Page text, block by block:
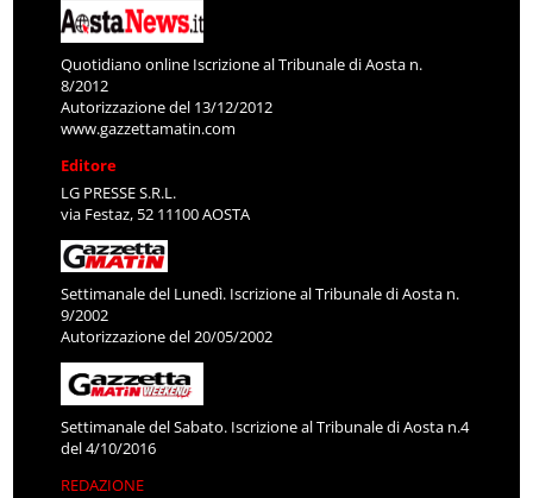
Quotidiano online Iscrizione al Tribunale di Aosta n.
8/2012
Autorizzazione del 13/12/2012
www.gazzettamatin.com
Editore
LG PRESSE S.R.L.
via Festaz, 52 11100 AOSTA
Settimanale del Lunedì. Iscrizione al Tribunale di Aosta n.
9/2002
Autorizzazione del 20/05/2002
Settimanale del Sabato. Iscrizione al Tribunale di Aosta n.4
del 4/10/2016
REDAZIONE